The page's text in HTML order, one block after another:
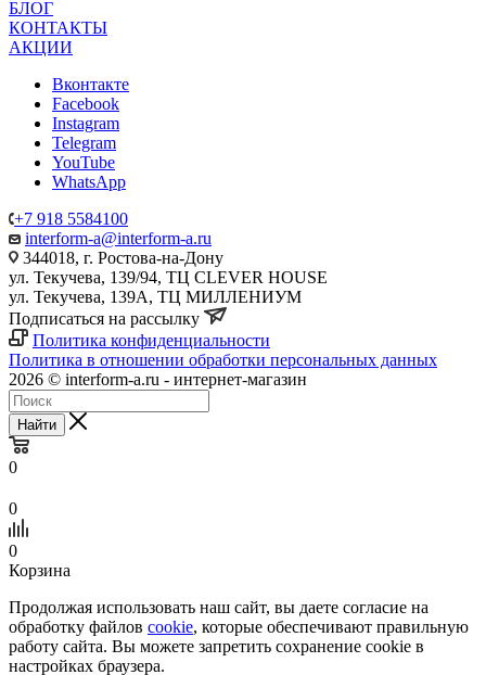
БЛОГ
КОНТАКТЫ
АКЦИИ
Вконтакте
Facebook
Instagram
Telegram
YouTube
WhatsApp
+7 918 5584100
interform-a@interform-a.ru
344018, г. Ростова-на-Дону
ул. Текучева, 139/94, ТЦ CLEVER HOUSE
ул. Текучева, 139А, ТЦ МИЛЛЕНИУМ
Подписаться на рассылку
Политика конфиденциальности
Политика в отношении обработки персональных данных
2026 © interform-a.ru - интернет-магазин
Найти
0
0
0
Корзина
Продолжая использовать наш сайт, вы даете согласие на
обработку файлов cookie, которые обеспечивают правильную
работу сайта. Вы можете запретить сохранение cookie в
настройках браузера.